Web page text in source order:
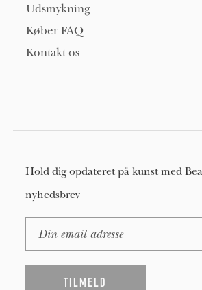
Udsmykning
Køber FAQ
Kontakt os
Hold dig opdateret på kunst med
nyhedsbrev